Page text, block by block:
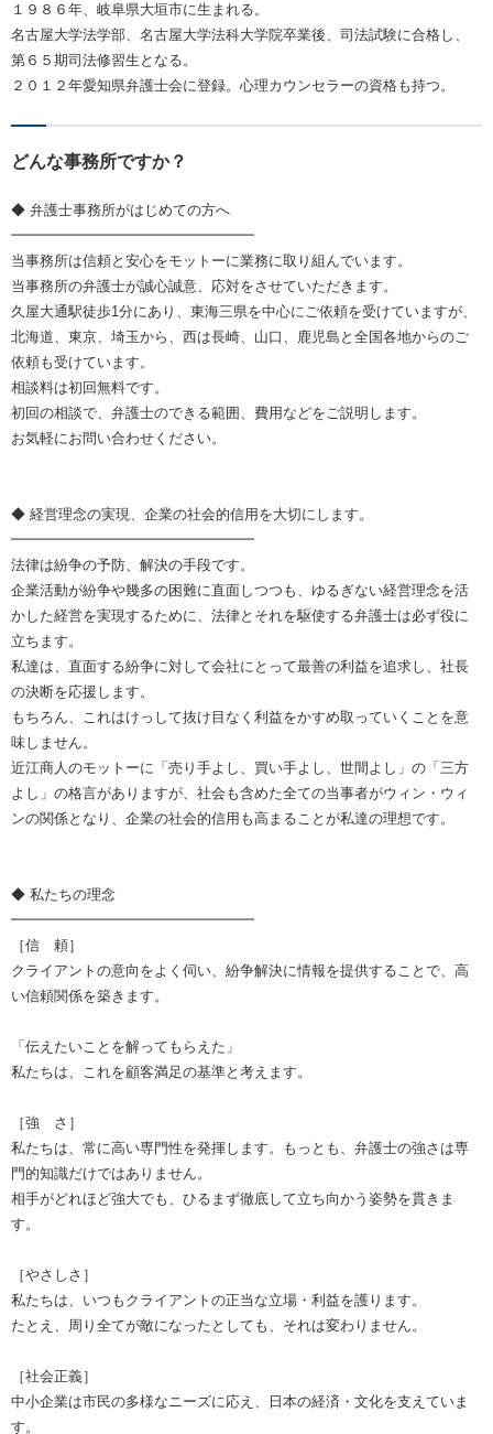
１９８６年、岐阜県大垣市に生まれる。
名古屋大学法学部、名古屋大学法科大学院卒業後、司法試験に合格し、
第６５期司法修習生となる。
２０１２年愛知県弁護士会に登録。心理カウンセラーの資格も持つ。
どんな事務所ですか？
◆ 弁護士事務所がはじめての方へ
━━━━━━━━━━━━━━━━━
当事務所は信頼と安心をモットーに業務に取り組んでいます。
当事務所の弁護士が誠心誠意、応対をさせていただきます。
久屋大通駅徒歩1分にあり、東海三県を中心にご依頼を受けていますが、
北海道、東京、埼玉から、西は長崎、山口、鹿児島と全国各地からのご
依頼も受けています。
相談料は初回無料です。
初回の相談で、弁護士のできる範囲、費用などをご説明します。
お気軽にお問い合わせください。
◆ 経営理念の実現、企業の社会的信用を大切にします。
━━━━━━━━━━━━━━━━━
法律は紛争の予防、解決の手段です。
企業活動が紛争や幾多の困難に直面しつつも、ゆるぎない経営理念を活
かした経営を実現するために、法律とそれを駆使する弁護士は必ず役に
立ちます。
私達は、直面する紛争に対して会社にとって最善の利益を追求し、社長
の決断を応援します。
もちろん、これはけっして抜け目なく利益をかすめ取っていくことを意
味しません。
近江商人のモットーに「売り手よし、買い手よし、世間よし」の「三方
よし」の格言がありますが、社会も含めた全ての当事者がウィン・ウィ
ンの関係となり、企業の社会的信用も高まることが私達の理想です。
◆ 私たちの理念
━━━━━━━━━━━━━━━━━
［信 頼］
クライアントの意向をよく伺い、紛争解決に情報を提供することで、高
い信頼関係を築きます。
「伝えたいことを解ってもらえた」
私たちは、これを顧客満足の基準と考えます。
［強 さ］
私たちは、常に高い専門性を発揮します。もっとも、弁護士の強さは専
門的知識だけではありません。
相手がどれほど強大でも、ひるまず徹底して立ち向かう姿勢を貫きま
す。
［やさしさ］
私たちは、いつもクライアントの正当な立場・利益を護ります。
たとえ、周り全てが敵になったとしても、それは変わりません。
［社会正義］
中小企業は市民の多様なニーズに応え、日本の経済・文化を支えていま
す。